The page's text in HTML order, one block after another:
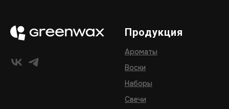
Продукция
Ароматы
Воски
Наборы
Свечи